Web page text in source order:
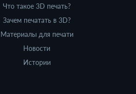
Что такое 3D печать?
Зачем печатать в 3D?
Материалы для печати
Новости
Истории